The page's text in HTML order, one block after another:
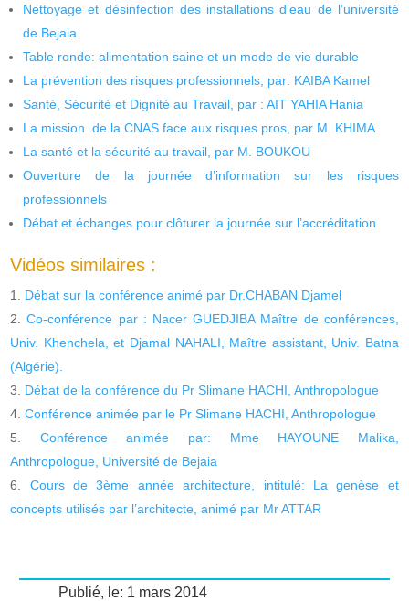
Nettoyage et désinfection des installations d’eau de l’université
de Bejaia
Table ronde: alimentation saine et un mode de vie durable
La prévention des risques professionnels, par: KAIBA Kamel
Santé, Sécurité et Dignité au Travail, par : AIT YAHIA Hania
La mission de la CNAS face aux risques pros, par M. KHIMA
La santé et la sécurité au travail, par M. BOUKOU
Ouverture de la journée d’information sur les risques
professionnels
Débat et échanges pour clôturer la journée sur l’accréditation
Vidéos similaires :
Débat sur la conférence animé par Dr.CHABAN Djamel
Co-conférence par : Nacer GUEDJIBA Maître de conférences,
Univ. Khenchela, et Djamal NAHALI, Maître assistant, Univ. Batna
(Algérie).
Débat de la conférence du Pr Slimane HACHI, Anthropologue
Conférence animée par le Pr Slimane HACHI, Anthropologue
Conférence animée par: Mme HAYOUNE Malika,
Anthropologue, Université de Bejaia
Cours de 3ème année architecture, intitulé: La genèse et
concepts utilisés par l’architecte, animé par Mr ATTAR
Publié, le: 1 mars 2014